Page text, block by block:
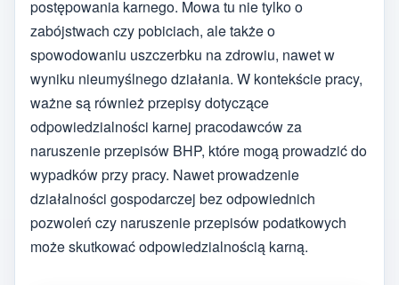
postępowania karnego. Mowa tu nie tylko o
zabójstwach czy pobiciach, ale także o
spowodowaniu uszczerbku na zdrowiu, nawet w
wyniku nieumyślnego działania. W kontekście pracy,
ważne są również przepisy dotyczące
odpowiedzialności karnej pracodawców za
naruszenie przepisów BHP, które mogą prowadzić do
wypadków przy pracy. Nawet prowadzenie
działalności gospodarczej bez odpowiednich
pozwoleń czy naruszenie przepisów podatkowych
może skutkować odpowiedzialnością karną.